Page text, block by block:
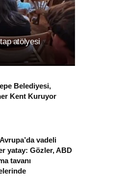
atölyesi
Belediyesi,
Kent Kuruyor
vadeli
yatay: Gözler, ABD
tavanı